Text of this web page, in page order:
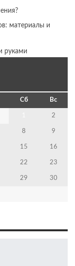
материалы и
руками
Сб Вс
2
8 9
15 16
22 23
29 30